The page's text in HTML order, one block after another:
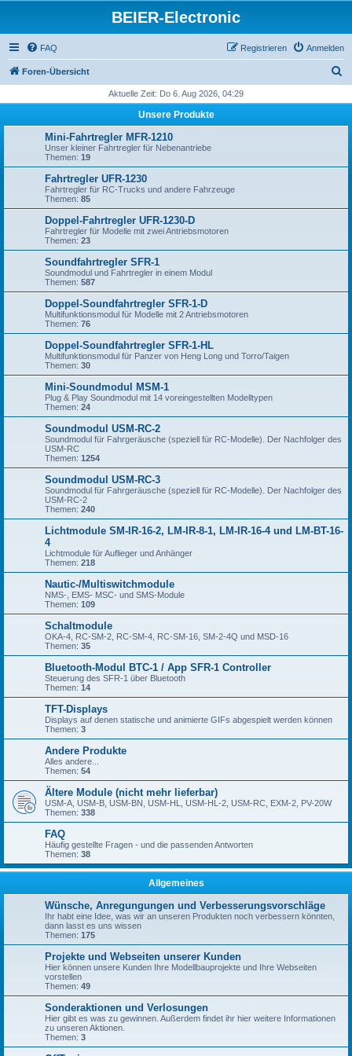
BEIER-Electronic
FAQ Anmelden
Registrieren
Foren-Übersicht
h
Aktuelle Zeit: Do 6. Aug 2026, 04:29
Unsere Produkte
Mini-Fahrtregler MFR-1210
Unser kleiner Fahrtregler für Nebenantriebe
Themen: 19
Fahrtregler UFR-1230
Fahrtregler für RC-Trucks und andere Fahrzeuge
Themen: 85
Doppel-Fahrtregler UFR-1230-D
Fahrtregler für Modelle mit zwei Antriebsmotoren
Themen: 23
Soundfahrtregler SFR-1
Soundmodul und Fahrtregler in einem Modul
Themen: 587
Doppel-Soundfahrtregler SFR-1-D
Multifunktionsmodul für Modelle mit 2 Antriebsmotoren
Themen: 76
Doppel-Soundfahrtregler SFR-1-HL
Multifunktionsmodul für Panzer von Heng Long und Torro/Taigen
Themen: 30
Mini-Soundmodul MSM-1
Plug & Play Soundmodul mit 14 voreingestellten Modelltypen
Themen: 24
Soundmodul USM-RC-2
Soundmodul für Fahrgeräusche (speziell für RC-Modelle). Der Nachfolger des
USM-RC
Themen: 1254
Soundmodul USM-RC-3
Soundmodul für Fahrgeräusche (speziell für RC-Modelle). Der Nachfolger des
USM-RC-2
Themen: 240
Lichtmodule SM-IR-16-2, LM-IR-8-1, LM-IR-16-4 und LM-BT-16-
4
Lichtmodule für Auflieger und Anhänger
Themen: 218
Nautic-/Multiswitchmodule
NMS-, EMS- MSC- und SMS-Module
Themen: 109
Schaltmodule
OKA-4, RC-SM-2, RC-SM-4, RC-SM-16, SM-2-4Q und MSD-16
Themen: 35
Bluetooth-Modul BTC-1 / App SFR-1 Controller
Steuerung des SFR-1 über Bluetooth
Themen: 14
TFT-Displays
Displays auf denen statische und animierte GIFs abgespielt werden können
Themen: 3
Andere Produkte
Alles andere...
Themen: 54
Ältere Module (nicht mehr lieferbar)
USM-A, USM-B, USM-BN, USM-HL, USM-HL-2, USM-RC, EXM-2, PV-20W
Themen: 338
FAQ
Häufig gestellte Fragen - und die passenden Antworten
Themen: 38
Allgemeines
Wünsche, Anregungungen und Verbesserungsvorschläge
Ihr habt eine Idee, was wir an unseren Produkten noch verbessern könnten,
dann lasst es uns wissen
Themen: 175
Projekte und Webseiten unserer Kunden
Hier können unsere Kunden Ihre Modellbauprojekte und Ihre Webseiten
vorstellen
Themen: 49
Sonderaktionen und Verlosungen
Hier gibt es was zu gewinnen. Außerdem findet ihr hier weitere Informationen
zu unseren Aktionen.
Themen: 3